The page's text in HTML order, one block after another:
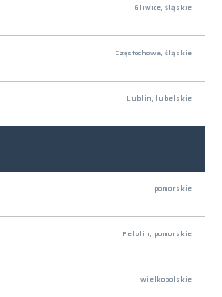
Gliwice, śląskie
Częstochowa, śląskie
Lublin, lubelskie
pomorskie
Pelplin, pomorskie
wielkopolskie